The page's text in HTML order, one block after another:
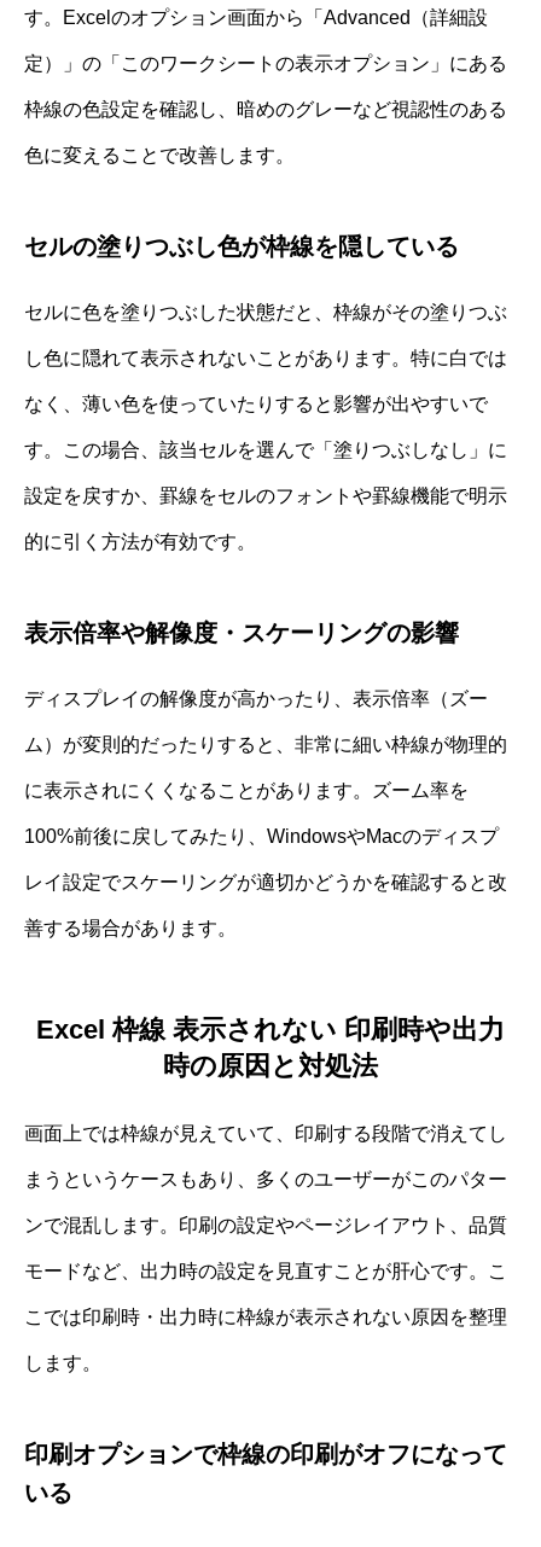
す。Excelのオプション画面から「Advanced（詳細設
定）」の「このワークシートの表示オプション」にある
枠線の色設定を確認し、暗めのグレーなど視認性のある
色に変えることで改善します。
セルの塗りつぶし色が枠線を隠している
セルに色を塗りつぶした状態だと、枠線がその塗りつぶ
し色に隠れて表示されないことがあります。特に白では
なく、薄い色を使っていたりすると影響が出やすいで
す。この場合、該当セルを選んで「塗りつぶしなし」に
設定を戻すか、罫線をセルのフォントや罫線機能で明示
的に引く方法が有効です。
表示倍率や解像度・スケーリングの影響
ディスプレイの解像度が高かったり、表示倍率（ズー
ム）が変則的だったりすると、非常に細い枠線が物理的
に表示されにくくなることがあります。ズーム率を
100%前後に戻してみたり、WindowsやMacのディスプ
レイ設定でスケーリングが適切かどうかを確認すると改
善する場合があります。
Excel 枠線 表示されない 印刷時や出力
時の原因と対処法
画面上では枠線が見えていて、印刷する段階で消えてし
まうというケースもあり、多くのユーザーがこのパター
ンで混乱します。印刷の設定やページレイアウト、品質
モードなど、出力時の設定を見直すことが肝心です。こ
こでは印刷時・出力時に枠線が表示されない原因を整理
します。
印刷オプションで枠線の印刷がオフになって
いる